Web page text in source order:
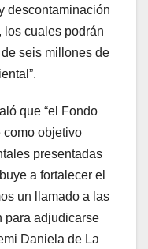
descontaminación
los cuales podrán
seis millones de
que “el Fondo
como objetivo
presentadas
a fortalecer el
un llamado a las
para adjudicarse
Daniela de La